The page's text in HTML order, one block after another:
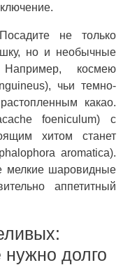
не только
но и необычные
Например, космею
чьи темно-
какао.
foeniculum) с
хитом станет
aromatica).
мелкие шаровидные
аппетитный
нужно долго